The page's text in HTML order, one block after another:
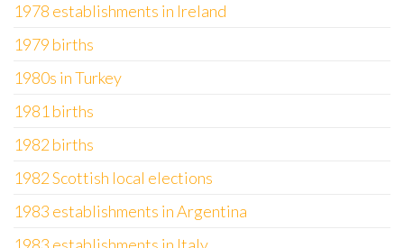
1978 establishments in Ireland
1979 births
1980s in Turkey
1981 births
1982 births
1982 Scottish local elections
1983 establishments in Argentina